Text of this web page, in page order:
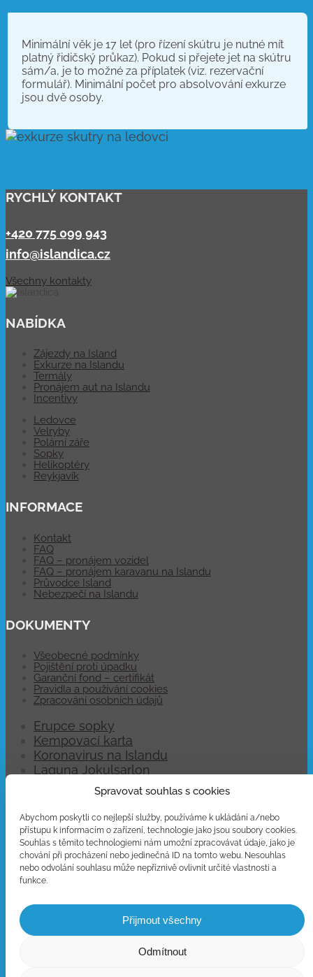
Spravovat souhlas s cookies
Abychom poskytli co nejlepší služby, používáme k ukládání a/nebo
přístupu k informacím o zařízení, technologie jako jsou soubory cookies.
Souhlas s těmito technologiemi nám umožní zpracovávat údaje, jako je
chování při procházení nebo jedinečná ID na tomto webu. Nesouhlas
nebo odvolání souhlasu může nepříznivě ovlivnit určité vlastnosti a
funkce.
Přijmout všechny
Odmítnout
Minimální věk je 17 let (pro řízení skútru je nutné mít
platný řidičský průkaz). Pokud si přejete jet na skútru
sám/a, je to možné za příplatek (viz. rezervační
formulář). Minimální počet pro absolvování exkurze
jsou dvě osoby.
RYCHLÝ KONTAKT
+420 775 099 943
info@islandica.cz
Všechny kontakty
NABÍDKA
Zájezdy na Island
Exkurze na Islandu
Termály
Pronájem aut na Islandu
Incentivy
Ledovce
Velryby
Polární záře
Sopky
Helikoptéry
Reykjavík
INFORMACE
Kontakt
FAQ
FAQ – pronájem vozidel
FAQ – pronájem karavanu na Islandu
Průvodce Island
Nebezpečí na Islandu
DOKUMENTY
Všeobecné podmínky
Pojištění proti úpadku
Garanční fond – certifikát
Pravidla a používání cookies
Zpracování osobních údajů
Erupce sopky
Kempovací karta
Koronavirus na Islandu
Laguna Jokulsarlon
Letenky na Island
Letiště Keflavík
Pojištění auta
Polární záře na Islandu
Poloostrov Snaefellsnes
Pozorování lávy
Pronájem dodávek
Skútry na ledovci
Vánoce na Islandu
Víza a povolení na Island